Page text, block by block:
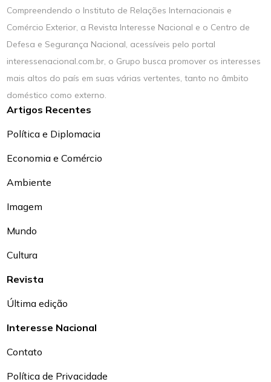
Compreendendo o Instituto de Relações Internacionais e
Comércio Exterior, a Revista Interesse Nacional e o Centro de
Defesa e Segurança Nacional, acessíveis pelo portal
interessenacional.com.br, o Grupo busca promover os interesses
mais altos do país em suas várias vertentes, tanto no âmbito
doméstico como externo.
Artigos Recentes
Política e Diplomacia
Economia e Comércio
Ambiente
Imagem
Mundo
Cultura
Revista
Última edição
Interesse Nacional
Contato
Política de Privacidade